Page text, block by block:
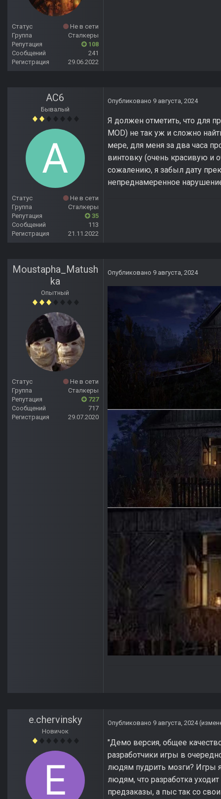
Статус
Не в сети
Группа
Сталкеры
Репутация
108
Сообщений
241
Регистрация
29.06.2022
AC6
Бывалый
Статус
Не в сети
Группа
Сталкеры
Репутация
35
Сообщений
113
Регистрация
21.11.2022
Опубликовано 9 августа, 2024
Я должен отметить, что для
MOD) не так уж и сложно
мере, для меня за два часа
винтовку (очень красивую и
сожалению, я забыл дату
непреднамеренное
Moustapha_Matush
ka
Опытный
Статус
Не в сети
Группа
Сталкеры
Репутация
727
Сообщений
717
Регистрация
29.07.2020
Опубликовано 9 августа, 2024
e.chervinsky
Новичок
Опубликовано 9 августа, 2024
"Демо версия, общее
разработчики игры в
людям пудрить мозги? Игры
людям, что разработка
предзаказы, а пыс так со